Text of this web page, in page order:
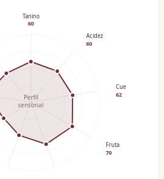
Tanino
60
Acidez
60
Cuerpo
62
Fruta
70
Perfil
sensorial